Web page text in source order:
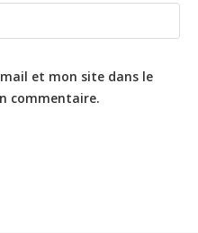
et mon site dans le
commentaire.